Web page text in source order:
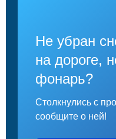
Не убран
на дороге,
фонарь?
Столкнулись с
сообщите о ней!